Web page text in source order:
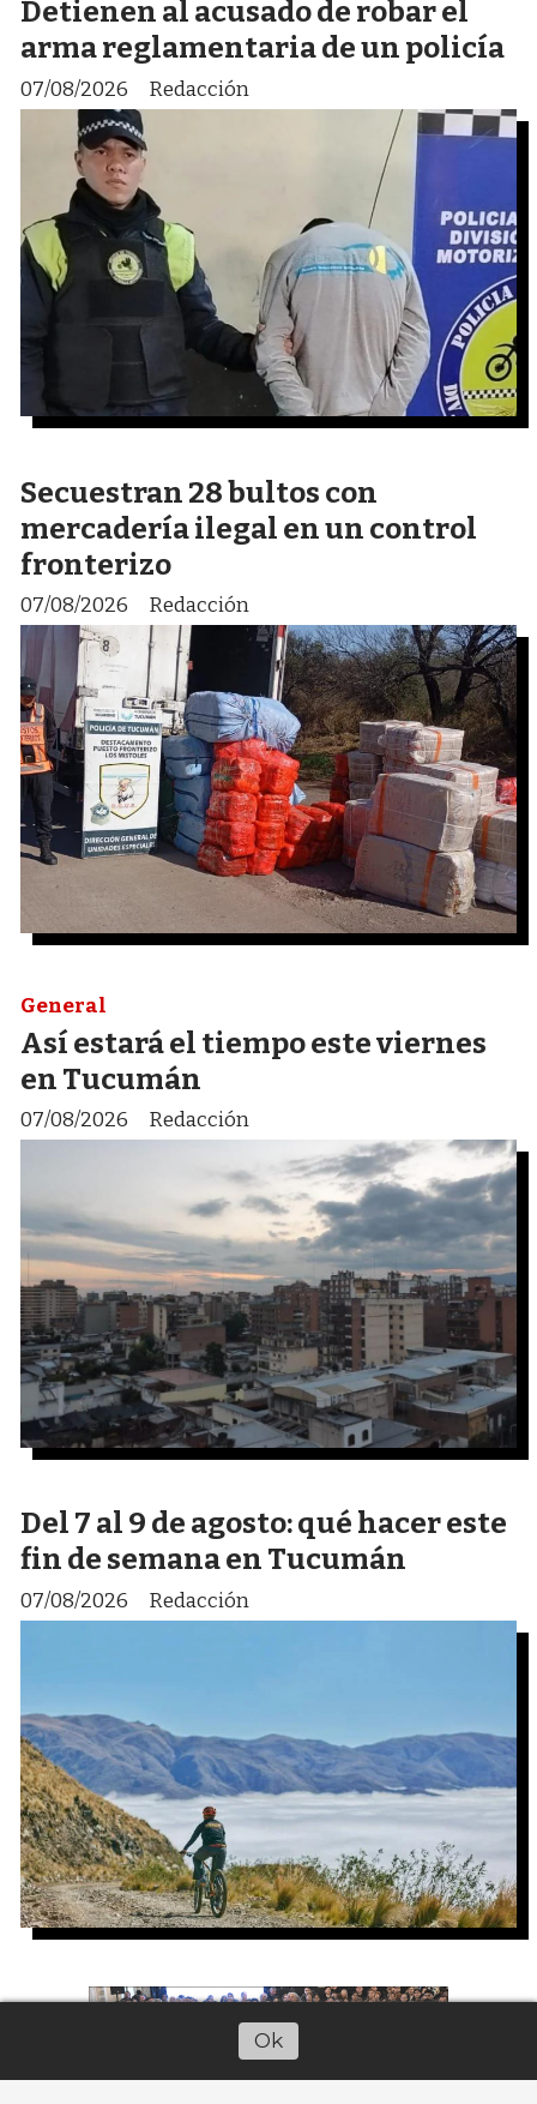
Detienen al acusado de robar el
arma reglamentaria de un policía
Redacción
07/08/2026
Secuestran 28 bultos con
mercadería ilegal en un control
fronterizo
Redacción
07/08/2026
Así estará el tiempo este viernes
en Tucumán
Redacción
General
07/08/2026
Del 7 al 9 de agosto: qué hacer este
fin de semana en Tucumán
Redacción
07/08/2026
Ok